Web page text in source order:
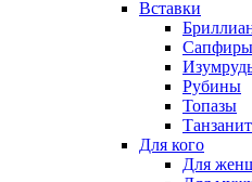
Вставки
Сапфиры
Рубины
Топазы
Для кого
Для